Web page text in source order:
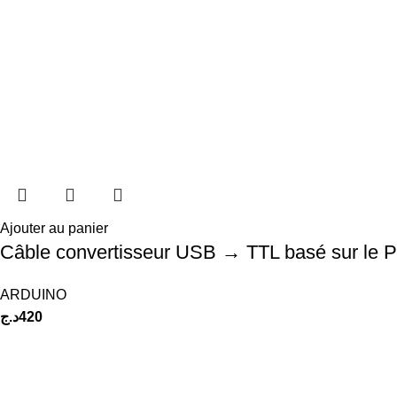
Ajouter au panier
Câble convertisseur USB → TTL basé sur le
ARDUINO
420د.ج